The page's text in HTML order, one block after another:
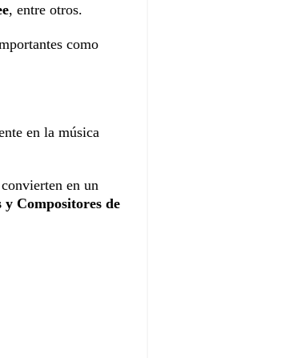
, entre otros.
como
en la música
en un
y Compositores de